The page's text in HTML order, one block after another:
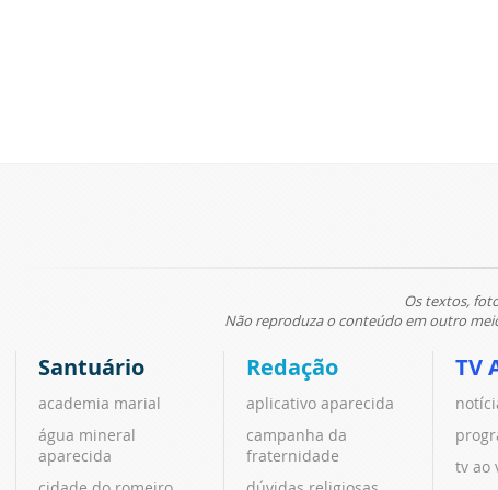
Os textos,
Não reproduza o conteúdo em outro
Santuário
academia marial
água mineral
aparecida
Redação
aplicativo aparecida
campanha da
fraternidade
TV
tv ao